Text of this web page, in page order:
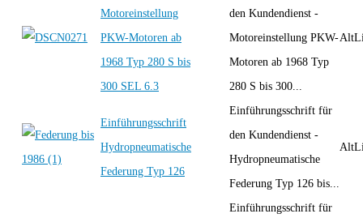
Motoreinstellung
PKW-Motoren ab
1968 Typ 280 S bis
300 SEL 6.3
den Kundendienst -
Motoreinstellung PKW-
Motoren ab 1968 Typ
280 S bis 300...
Einführungsschrift
Hydropneumatische
Federung Typ 126
Einführungsschrift für
den Kundendienst -
Hydropneumatische
Federung Typ 126 bis...
Einführungsschrift für